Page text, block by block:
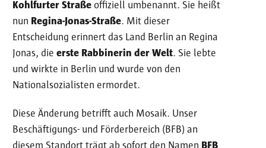
Kohlfurter Straße offiziell umbenannt. Sie heißt
nun Regina-Jonas-Straße. Mit dieser
Entscheidung erinnert das Land Berlin an Regina
Jonas, die erste Rabbinerin der Welt. Sie lebte
und wirkte in Berlin und wurde von den
Nationalsozialisten ermordet.
Diese Änderung betrifft auch Mosaik. Unser
Beschäftigungs- und Förderbereich (BFB) an
diesem Standort trägt ab sofort den Namen BFB